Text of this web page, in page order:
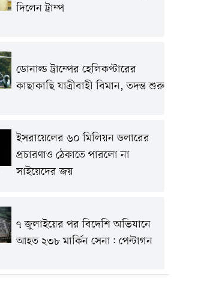
দিলেন ট্রাম্প
ডোনাল্ড ট্রাম্পের হেলিকপ্টারের
কাছাকাছি যাত্রীবাহী বিমান, তদন্ত শুরু
ইসরায়েলের ৬০ মিলিয়ন ডলারের
প্রচারণাও ঠেকাতে পারলো না
সাইয়েদের জয়
৭ জুলাইয়ের পর বিদেশি অভিযানে
আহত ২৩৮ মার্কিন সেনা: পেন্টাগন